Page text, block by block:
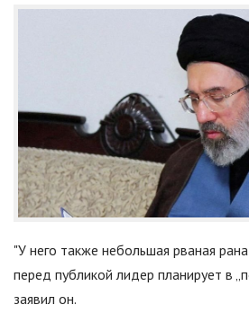
"У него также небольшая рваная
перед публикой лидер планирует в
заявил он.